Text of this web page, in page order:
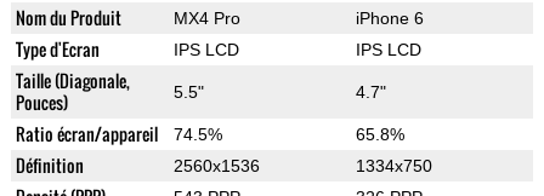
Nom du Produit MX4 Pro iPhone 6
Type d'Ecran IPS LCD IPS LCD
Taille (Diagonale,
Pouces)
5.5" 4.7"
Ratio écran/appareil 74.5% 65.8%
Définition 2560x1536 1334x750